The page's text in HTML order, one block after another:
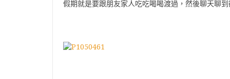
假期就是要跟朋友家人吃吃喝喝渡過，然後聊天聊